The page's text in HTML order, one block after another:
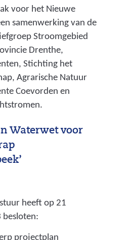
voor het Nieuwe
samenwerking van de
Stroomgebied
Drenthe,
Stichting het
Agrarische Natuur
Coevorden en
Waterwet voor
heeft op 21
besloten:
projectplan